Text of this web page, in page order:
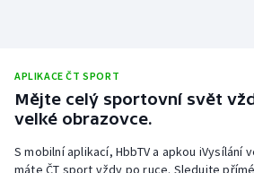
Rychlobruslení
Rychlostní kanoistika
APLIKACE ČT SPORT
Mějte celý sportovní svět
velké obrazovce.
S mobilní aplikací, HbbTV a apkou iVysílání
máte ČT sport vždy po ruce. Sledujte